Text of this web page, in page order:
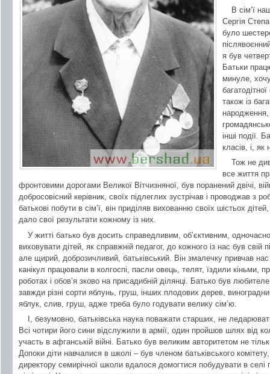
В сім’ї
Сергія
було
я був
Батьки
минуле,
також із
народження,
інші події.
класів, і,
Тож не
все життя
фронтовими дорогами Великої Вітчизняної, був поранений двічі,
добросовісний керівник, своїх підлеглих зустрічав і проводжав з
батькові побути в сім’ї, він приділяв вихованню своїх шістьох
дало свої результати кожному із них.
У житті батько був досить справедливим, об’єктивним,
виховувати дітей, як справжній педагог, до кожного із нас був свій
але щирий, доброзичливий, батьківський. Він змалечку привчав нас
канікул працювали в колгоспі, пасли овець, телят, їздили кіньми,
роботах і обов’я зково на присадибній ділянці. Батько був
завжди різні сорти яблунь, груш, інших плодових дерев,
яблук, слив, груш, адже треба було годувати велику сім’ю.
І, безумовно, батьківська наука поважати старших, не
Всі чотири його сини відслужили в армії, один пройшов шлях від
участь в афганській війні. Батько був великим авторитетом не
Допоки діти навчалися в школі – був членом батьківського
директору семирічної школи вдалося домогтися побудувати в